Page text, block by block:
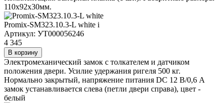
110х92х30мм.
Promix-SM323.10.3-L white i
Артикул: УТ000056246
4 345
В корзину
Электромеханический замок с толкателем и датчиком
положения двери. Усилие удержания ригеля 500 кг.
Нормально закрытый, напряжение питания DC 12 В/0,6 А
замок устанавливается слева (петли двери справа), цвет -
белый